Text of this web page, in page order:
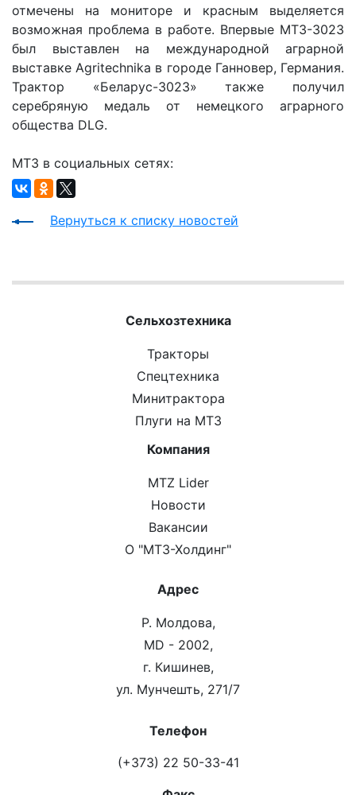
отмечены на мониторе и красным выделяется
возможная проблема в работе. Впервые МТЗ-3023
был выставлен на международной аграрной
выставке Agritechnika в городе Ганновер, Германия.
Трактор «Беларус-3023» также получил
серебряную медаль от немецкого аграрного
общества DLG.
МТЗ в социальных сетях:
Вернуться к списку новостей
Сельхозтехника
Тракторы
Спецтехника
Минитрактора
Плуги на МТЗ
Компания
MTZ Lider
Новости
Вакансии
О "МТЗ-Холдинг"
Адрес
Р. Молдова,
MD - 2002,
г. Кишинев,
ул. Мунчешть, 271/7
Телефон
(+373) 22 50-33-41